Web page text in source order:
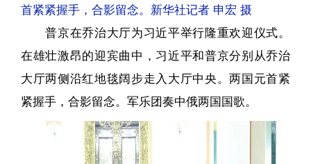
首紧紧握手，合影留念。新华社记者 申宏 摄
普京在乔治大厅为习近平举行隆重欢迎仪式。
在雄壮激昂的迎宾曲中，习近平和普京分别从乔治
大厅两侧沿红地毯阔步走入大厅中央。两国元首紧
紧握手，合影留念。军乐团奏中俄两国国歌。